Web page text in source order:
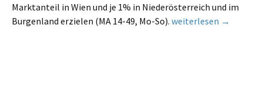
Marktanteil in Wien und je 1% in Niederösterreich und im
Burgenland erzielen (MA 14-49, Mo-So). 98.3 Superfly feiert
weiterlesen →